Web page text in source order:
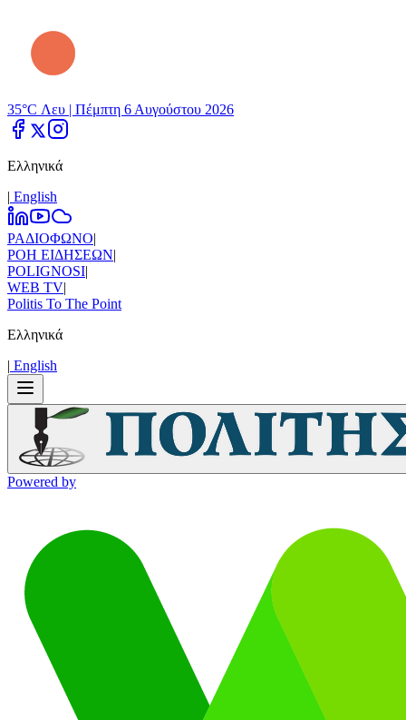
35°C Λευ | Πέμπτη 6 Αυγούστου 2026
Ελληνικά
| Εnglish
ΡΑΔΙΟΦΩΝΟ|
ΡΟΗ ΕΙΔΗΣΕΩΝ|
POLIGNOSI|
WEB TV|
Politis To The Point
Ελληνικά
| Εnglish
Powered by